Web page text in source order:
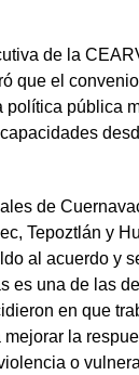
de la
que el
política pública
de
Tepoztlán y
al acuerdo y
es una de las
en que
la
o